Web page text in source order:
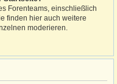
Forenteams, einschließlich
finden hier auch weitere
moderieren.